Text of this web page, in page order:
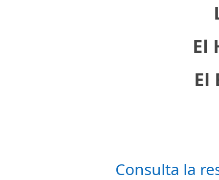
El
El
Consulta la